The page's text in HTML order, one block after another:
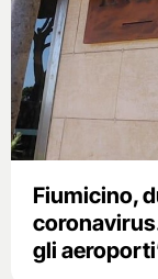
Fiumicino,
gli